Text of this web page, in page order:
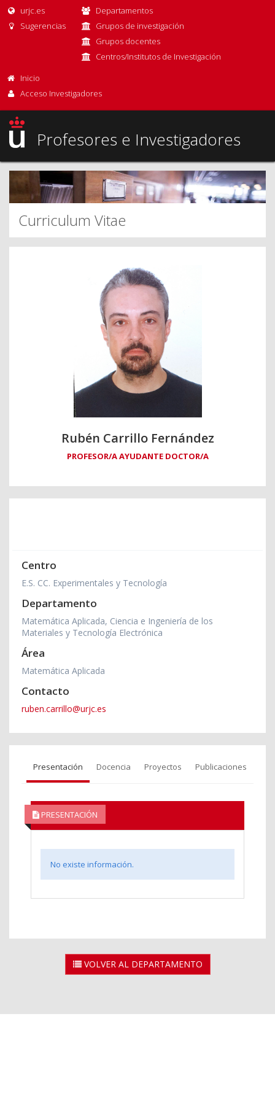
urjc.es
Sugerencias
Departamentos
Grupos de investigación
Grupos docentes
Centros/Institutos de Investigación
Inicio
Acceso Investigadores
Profesores e Investigadores
Curriculum Vitae
Rubén Carrillo Fernández
PROFESOR/A AYUDANTE DOCTOR/A
Centro
E.S. CC. Experimentales y Tecnología
Departamento
Matemática Aplicada, Ciencia e Ingeniería de los
Materiales y Tecnología Electrónica
Área
Matemática Aplicada
Contacto
ruben.carrillo@urjc.es
Presentación Docencia Proyectos Publicaciones
PRESENTACIÓN
No existe información.
VOLVER AL DEPARTAMENTO